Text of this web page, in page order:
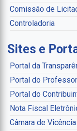
Comissão de
Controladoria
Sites e
Portal da
Portal do Professor
Portal do
Nota Fiscal
Câmara de Vicência